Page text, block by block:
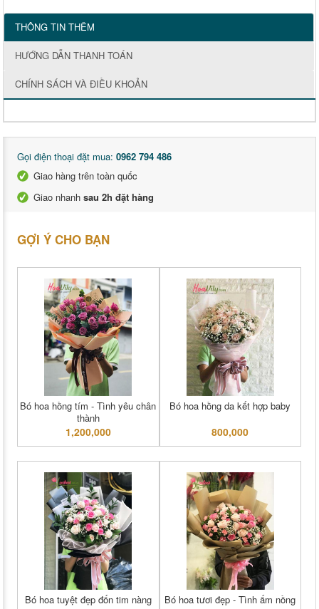
THÔNG TIN THÊM
HƯỚNG DẪN THANH TOÁN
CHÍNH SÁCH VÀ ĐIỀU KHOẢN
Gọi điện thoại đặt mua: 0962 794 486
Giao hàng trên toàn quốc
Giao nhanh sau 2h đặt hàng
GỢI Ý CHO BẠN
Bó hoa hồng tím - Tình yêu chân
thành
1,200,000
Bó hoa hồng da kết hợp baby
800,000
Bó hoa tuyệt đẹp đốn tim nàng Bó hoa tươi đẹp - Tình ấm nồng